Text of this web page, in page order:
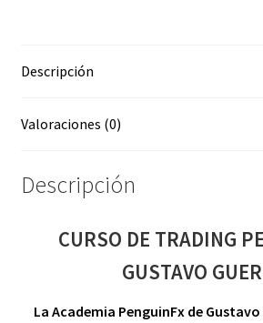
Descripción
Valoraciones (0)
Descripción
CURSO DE TRADING
GUSTAVO
La Academia PenguinFx de Gustavo